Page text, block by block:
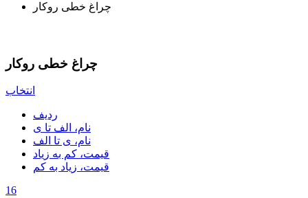
چراغ خطی روکار
چراغ خطی روکار
انتخاب
ردیف
نام، الف تا ی
نام، ی تا الف
قیمت، کم به زیاد
قیمت، زیاد به کم
16